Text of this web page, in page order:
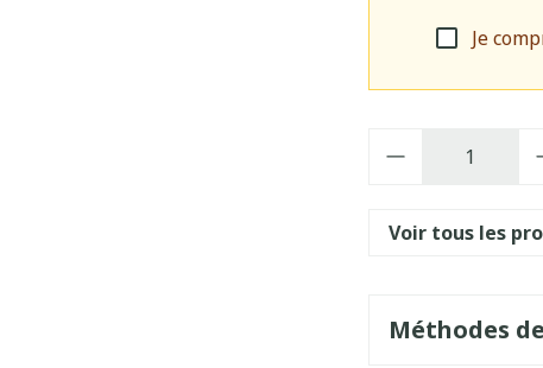
Je
Voir tous les
Méthodes